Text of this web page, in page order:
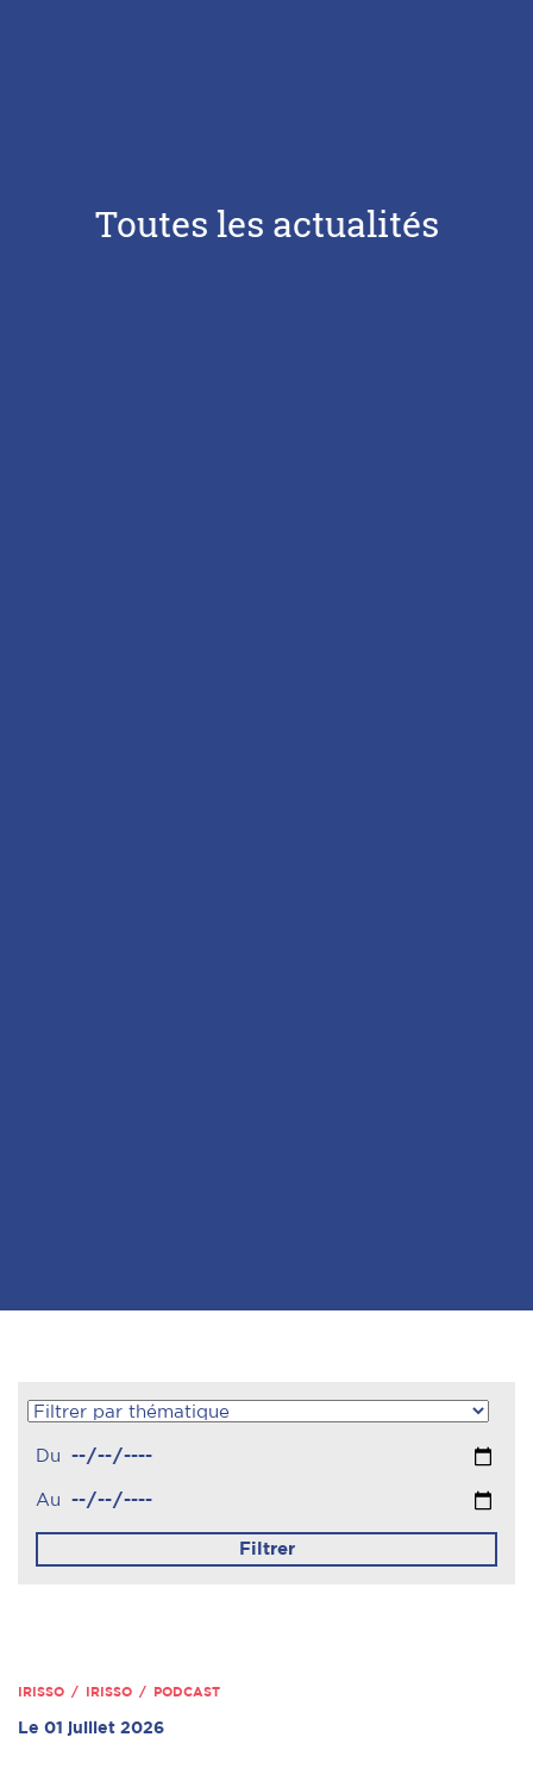
Toutes les actualités
Du
Au
IRISSO / IRISSO / PODCAST
Le 01 juillet 2026